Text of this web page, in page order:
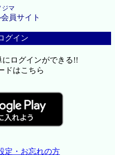
ジマ
員サイト
グイン
ログインができる!!
ドはこちら
定・お忘れの方